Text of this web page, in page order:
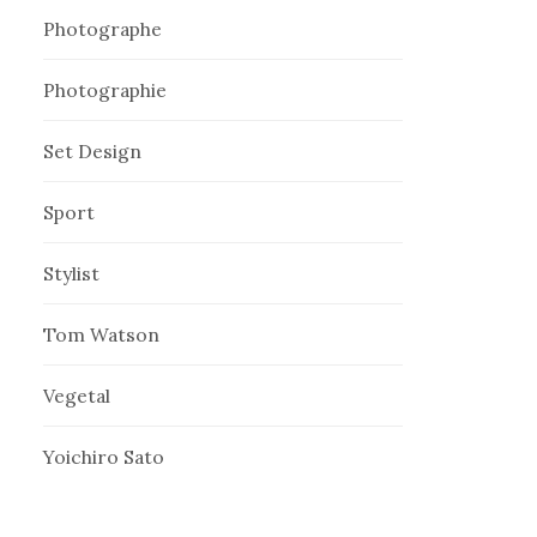
Photographe
Photographie
Set Design
Sport
Stylist
Tom Watson
Vegetal
Yoichiro Sato